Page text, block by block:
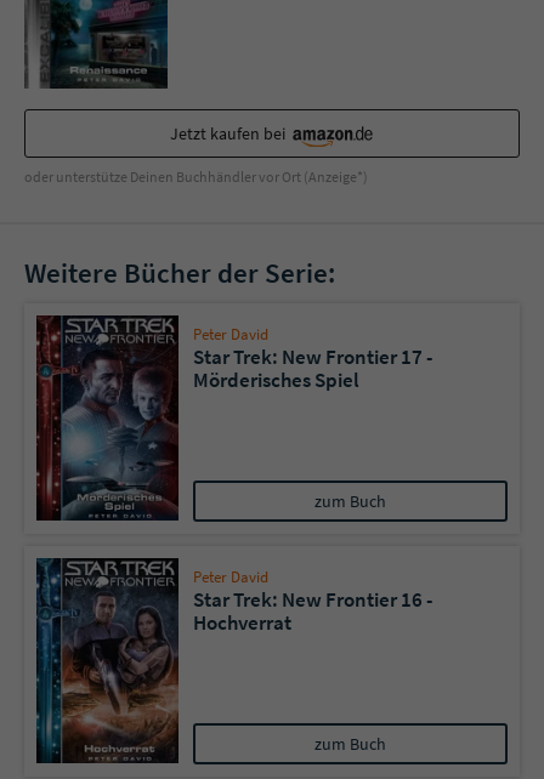
Jetzt kaufen bei
oder unterstütze Deinen Buchhändler vor Ort (Anzeige*)
Weitere Bücher der Serie:
Peter David
Star Trek: New Frontier 17 -
Mörderisches Spiel
zum Buch
Peter David
Star Trek: New Frontier 16 -
Hochverrat
zum Buch